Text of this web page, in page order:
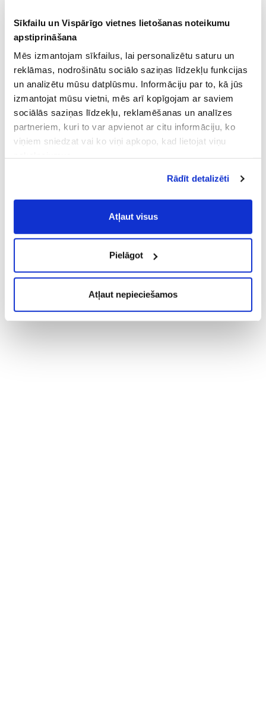
Sīkfailu un Vispārīgo vietnes lietošanas noteikumu
apstiprināšana
Mēs izmantojam sīkfailus, lai personalizētu saturu un
reklāmas, nodrošinātu sociālo saziņas līdzekļu funkcijas
un analizētu mūsu datplūsmu. Informāciju par to, kā jūs
izmantojat mūsu vietni, mēs arī kopīgojam ar saviem
sociālās saziņas līdzekļu, reklamēšanas un analīzes
partneriem, kuri to var apvienot ar citu informāciju, ko
viņiem sniedzat vai ko viņi apkopo, kad lietojat viņu
Vispārīgiem vietnes lietošanas
noteikumiem(saīsināti - VVLN).
Rādīt detalizēti
Atļaut visus
Pielāgot
Atļaut nepieciešamos